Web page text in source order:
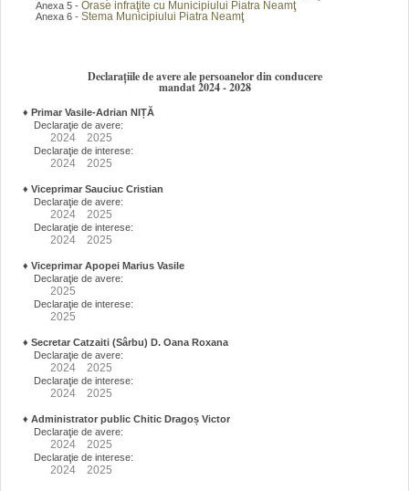
Anexa 5 - Orase infraţite cu Municipiului Piatra Neamţ
Anexa 6 - Stema Municipiului Piatra Neamţ
Declarațiile de avere ale persoanelor din conducere
mandat 2024 - 2028
♦ Primar Vasile-Adrian NIȚĂ
Declaraţie de avere:
2024 2025
Declaraţie de interese:
2024 2025
♦ Viceprimar Sauciuc Cristian
Declaraţie de avere:
2024 2025
Declaraţie de interese:
2024 2025
♦ Viceprimar Apopei Marius Vasile
Declaraţie de avere:
2025
Declaraţie de interese:
2025
♦ Secretar Catzaiti (Sârbu) D. Oana Roxana
Declaraţie de avere:
2024 2025
Declaraţie de interese:
2024 2025
♦ Administrator public Chitic Dragoș Victor
Declaraţie de avere:
2024 2025
Declaraţie de interese:
2024 2025